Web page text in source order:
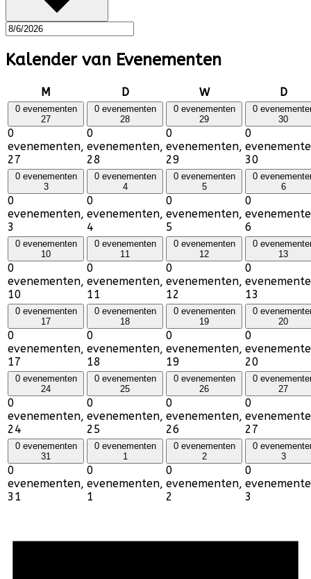
Kalender van Evenementen
M Ddinsdag Wwoensdag D
0 evenementen
27
0
evenementen,
27
0 evenementen
28
0
evenementen,
28
0 evenementen
29
0
evenementen,
29
0
30
0
30
0 evenementen
3
0
evenementen,
3
0 evenementen
4
0
evenementen,
4
0 evenementen
5
0
evenementen,
5
0
6
0
6
0 evenementen
10
0
evenementen,
10
0 evenementen
11
0
evenementen,
11
0 evenementen
12
0
evenementen,
12
0
13
0
13
0 evenementen
17
0
evenementen,
17
0 evenementen
18
0
evenementen,
18
0 evenementen
19
0
evenementen,
19
0
20
0
20
0 evenementen
24
0
evenementen,
24
0 evenementen
25
0
evenementen,
25
0 evenementen
26
0
evenementen,
26
0
27
0
27
0 evenementen
31
0
evenementen,
31
0 evenementen
1
0
evenementen,
1
0 evenementen
2
0
evenementen,
2
0
3
0
3